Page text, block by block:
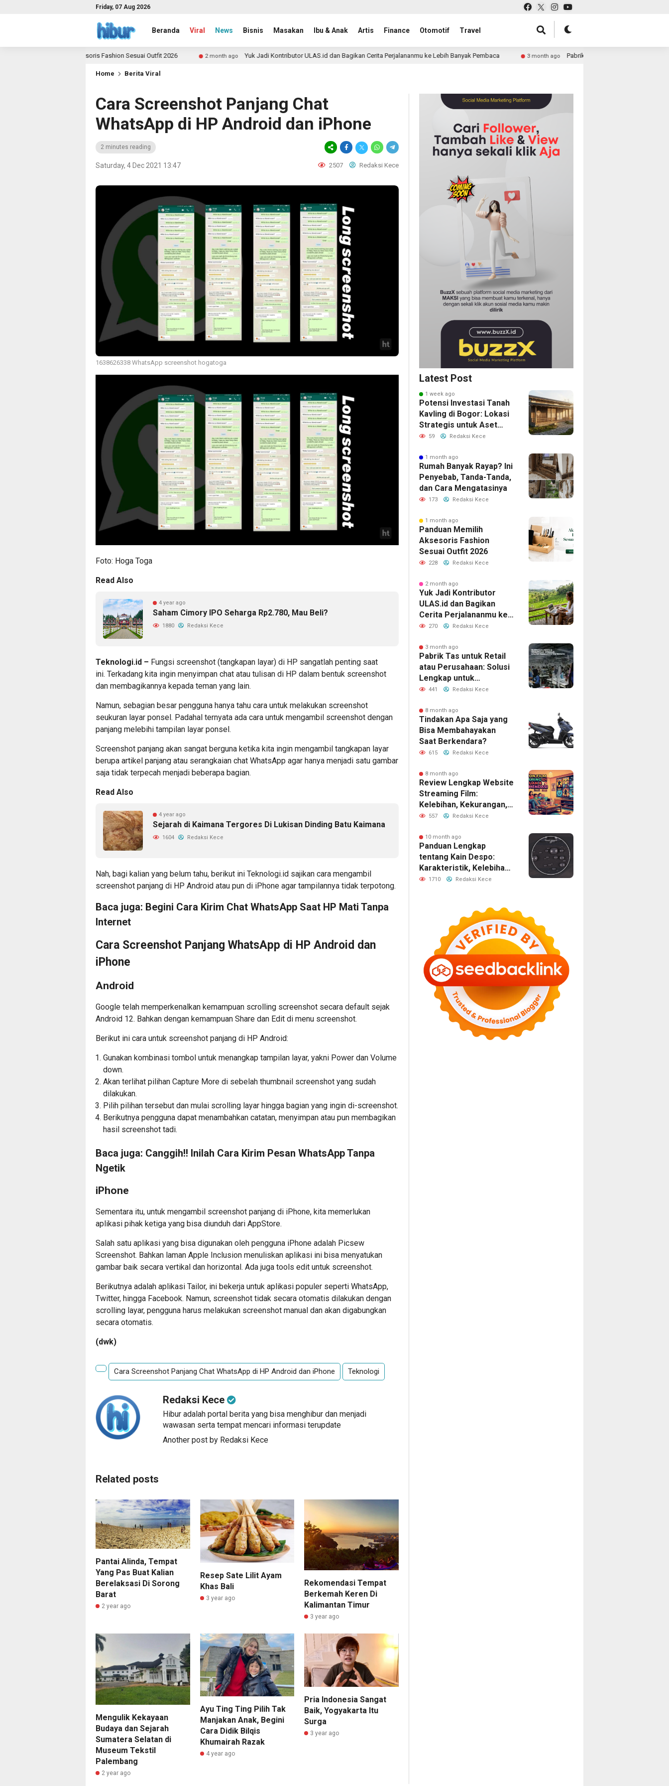
Friday, 07 Aug 2026
Beranda Viral News Bisnis Masakan Ibu & Anak Artis Finance Otomotif Travel
Aksesoris Fashion Sesuai Outfit 2026 2 month ago Yuk Jadi Kontributor ULAS.id dan Bagikan Cerita Perjalananmu ke Lebih Banyak Pembaca 3 month ago Pabrik Tas untuk Retail atau Perusahaan: Solusi
Home Berita Viral
Cara Screenshot Panjang Chat
WhatsApp di HP Android dan iPhone
2 minutes reading
Saturday, 4 Dec 2021 13:47 2507 Redaksi Kece
1638626338 WhatsApp screenshot hogatoga
Foto: Hoga Toga
Read Also
4 year ago
Saham Cimory IPO Seharga Rp2.780, Mau Beli?
1880 Redaksi Kece
Teknologi.id – Fungsi screenshot (tangkapan layar) di HP sangatlah penting saat
ini. Terkadang kita ingin menyimpan chat atau tulisan di HP dalam bentuk screenshot
dan membagikannya kepada teman yang lain.
Namun, sebagian besar pengguna hanya tahu cara untuk melakukan screenshot
seukuran layar ponsel. Padahal ternyata ada cara untuk mengambil screenshot dengan
panjang melebihi tampilan layar ponsel.
Screenshot panjang akan sangat berguna ketika kita ingin mengambil tangkapan layar
berupa artikel panjang atau serangkaian chat WhatsApp agar hanya menjadi satu gambar
saja tidak terpecah menjadi beberapa bagian.
Read Also
4 year ago
Sejarah di Kaimana Tergores Di Lukisan Dinding Batu Kaimana
1604 Redaksi Kece
Nah, bagi kalian yang belum tahu, berikut ini Teknologi.id sajikan cara mengambil
screenshot panjang di HP Android atau pun di iPhone agar tampilannya tidak terpotong.
Baca juga: Begini Cara Kirim Chat WhatsApp Saat HP Mati Tanpa
Internet
Cara Screenshot Panjang WhatsApp di HP Android dan
iPhone
Android
Google telah memperkenalkan kemampuan scrolling screenshot secara default sejak
Android 12. Bahkan dengan kemampuan Share dan Edit di menu screenshot.
Berikut ini cara untuk screenshot panjang di HP Android:
Gunakan kombinasi tombol untuk menangkap tampilan layar, yakni Power dan Volume
down.
Akan terlihat pilihan Capture More di sebelah thumbnail screenshot yang sudah
dilakukan.
Pilih pilihan tersebut dan mulai scrolling layar hingga bagian yang ingin di-screenshot.
Berikutnya pengguna dapat menambahkan catatan, menyimpan atau pun membagikan
hasil screenshot tadi.
Baca juga: Canggih!! Inilah Cara Kirim Pesan WhatsApp Tanpa
Ngetik
iPhone
Sementara itu, untuk mengambil screenshot panjang di iPhone, kita memerlukan
aplikasi pihak ketiga yang bisa diunduh dari AppStore.
Salah satu aplikasi yang bisa digunakan oleh pengguna iPhone adalah Picsew
Screenshot. Bahkan laman Apple Inclusion menuliskan aplikasi ini bisa menyatukan
gambar baik secara vertikal dan horizontal. Ada juga tools edit untuk screenshot.
Berikutnya adalah aplikasi Tailor, ini bekerja untuk aplikasi populer seperti WhatsApp,
Twitter, hingga Facebook. Namun, screenshot tidak secara otomatis dilakukan dengan
scrolling layar, pengguna harus melakukan screenshot manual dan akan digabungkan
secara otomatis.
(dwk)
Cara Screenshot Panjang Chat WhatsApp di HP Android dan iPhone Teknologi
Redaksi Kece
Hibur adalah portal berita yang bisa menghibur dan menjadi
wawasan serta tempat mencari informasi terupdate
Another post by Redaksi Kece
Related posts
Pantai Alinda, Tempat
Yang Pas Buat Kalian
Berelaksasi Di Sorong
Barat
2 year ago
Resep Sate Lilit Ayam
Khas Bali
3 year ago
Rekomendasi Tempat
Berkemah Keren Di
Kalimantan Timur
3 year ago
Mengulik Kekayaan
Budaya dan Sejarah
Sumatera Selatan di
Museum Tekstil
Palembang
2 year ago
Ayu Ting Ting Pilih Tak
Manjakan Anak, Begini
Cara Didik Bilqis
Khumairah Razak
4 year ago
Pria Indonesia Sangat
Baik, Yogyakarta Itu
Surga
3 year ago
Latest Post
1 week ago
Potensi Investasi Tanah
Kavling di Bogor: Lokasi
Strategis untuk Aset
Masa Depan
59 Redaksi Kece
1 month ago
Rumah Banyak Rayap? Ini
Penyebab, Tanda-Tanda,
dan Cara Mengatasinya
173 Redaksi Kece
1 month ago
Panduan Memilih
Aksesoris Fashion
Sesuai Outfit 2026
228 Redaksi Kece
2 month ago
Yuk Jadi Kontributor
ULAS.id dan Bagikan
Cerita Perjalananmu ke
Lebih Banyak Pembaca
270 Redaksi Kece
3 month ago
Pabrik Tas untuk Retail
atau Perusahaan: Solusi
Lengkap untuk
Kebutuhan Bisnis Anda
441 Redaksi Kece
8 month ago
Tindakan Apa Saja yang
Bisa Membahayakan
Saat Berkendara?
615 Redaksi Kece
8 month ago
Review Lengkap Website
Streaming Film:
Kelebihan, Kekurangan,
dan Fitur Unggulan
557 Redaksi Kece
10 month ago
Panduan Lengkap
tentang Kain Despo:
Karakteristik, Kelebihan,
dan Manfaatnya
1710 Redaksi Kece